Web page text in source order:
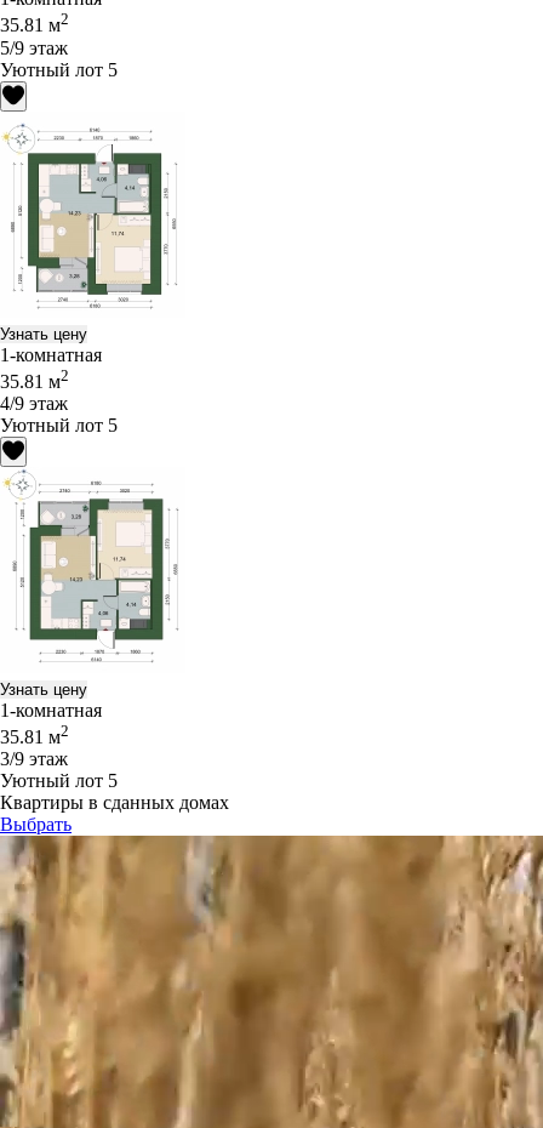
35.81 м2
5/9 этаж
Уютный лот 5
Узнать цену
1-комнатная
35.81 м2
4/9 этаж
Уютный лот 5
Узнать цену
1-комнатная
35.81 м2
3/9 этаж
Уютный лот 5
Квартиры в сданных домах
Выбрать